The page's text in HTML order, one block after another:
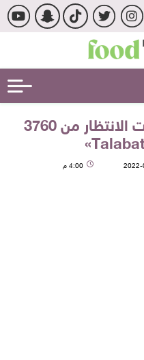
اختار وجبتك واعرف وقت الانتظار من 3760
4:00 م